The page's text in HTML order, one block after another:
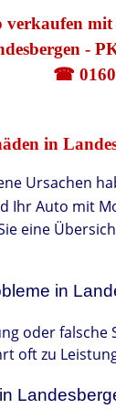
verkaufen
-
☎ 0160
in
Ursachen
Ihr Auto mit
eine
in
oder
oft zu